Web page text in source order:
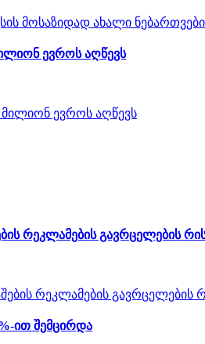
ევროს აღწევს
რეკლამების გავრცელების
ით შემცირდა